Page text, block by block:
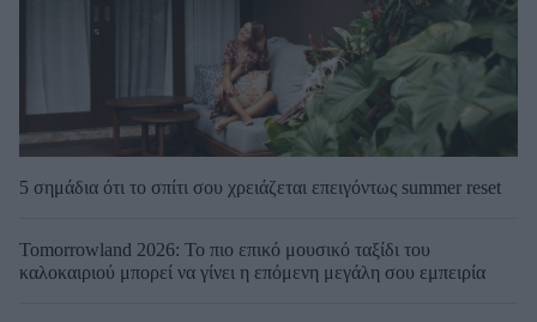
5 σημάδια ότι το σπίτι σου χρειάζεται επειγόντως summer reset
Tomorrowland 2026: Το πιο επικό μουσικό ταξίδι του
καλοκαιριού μπορεί να γίνει η επόμενη μεγάλη σου εμπειρία